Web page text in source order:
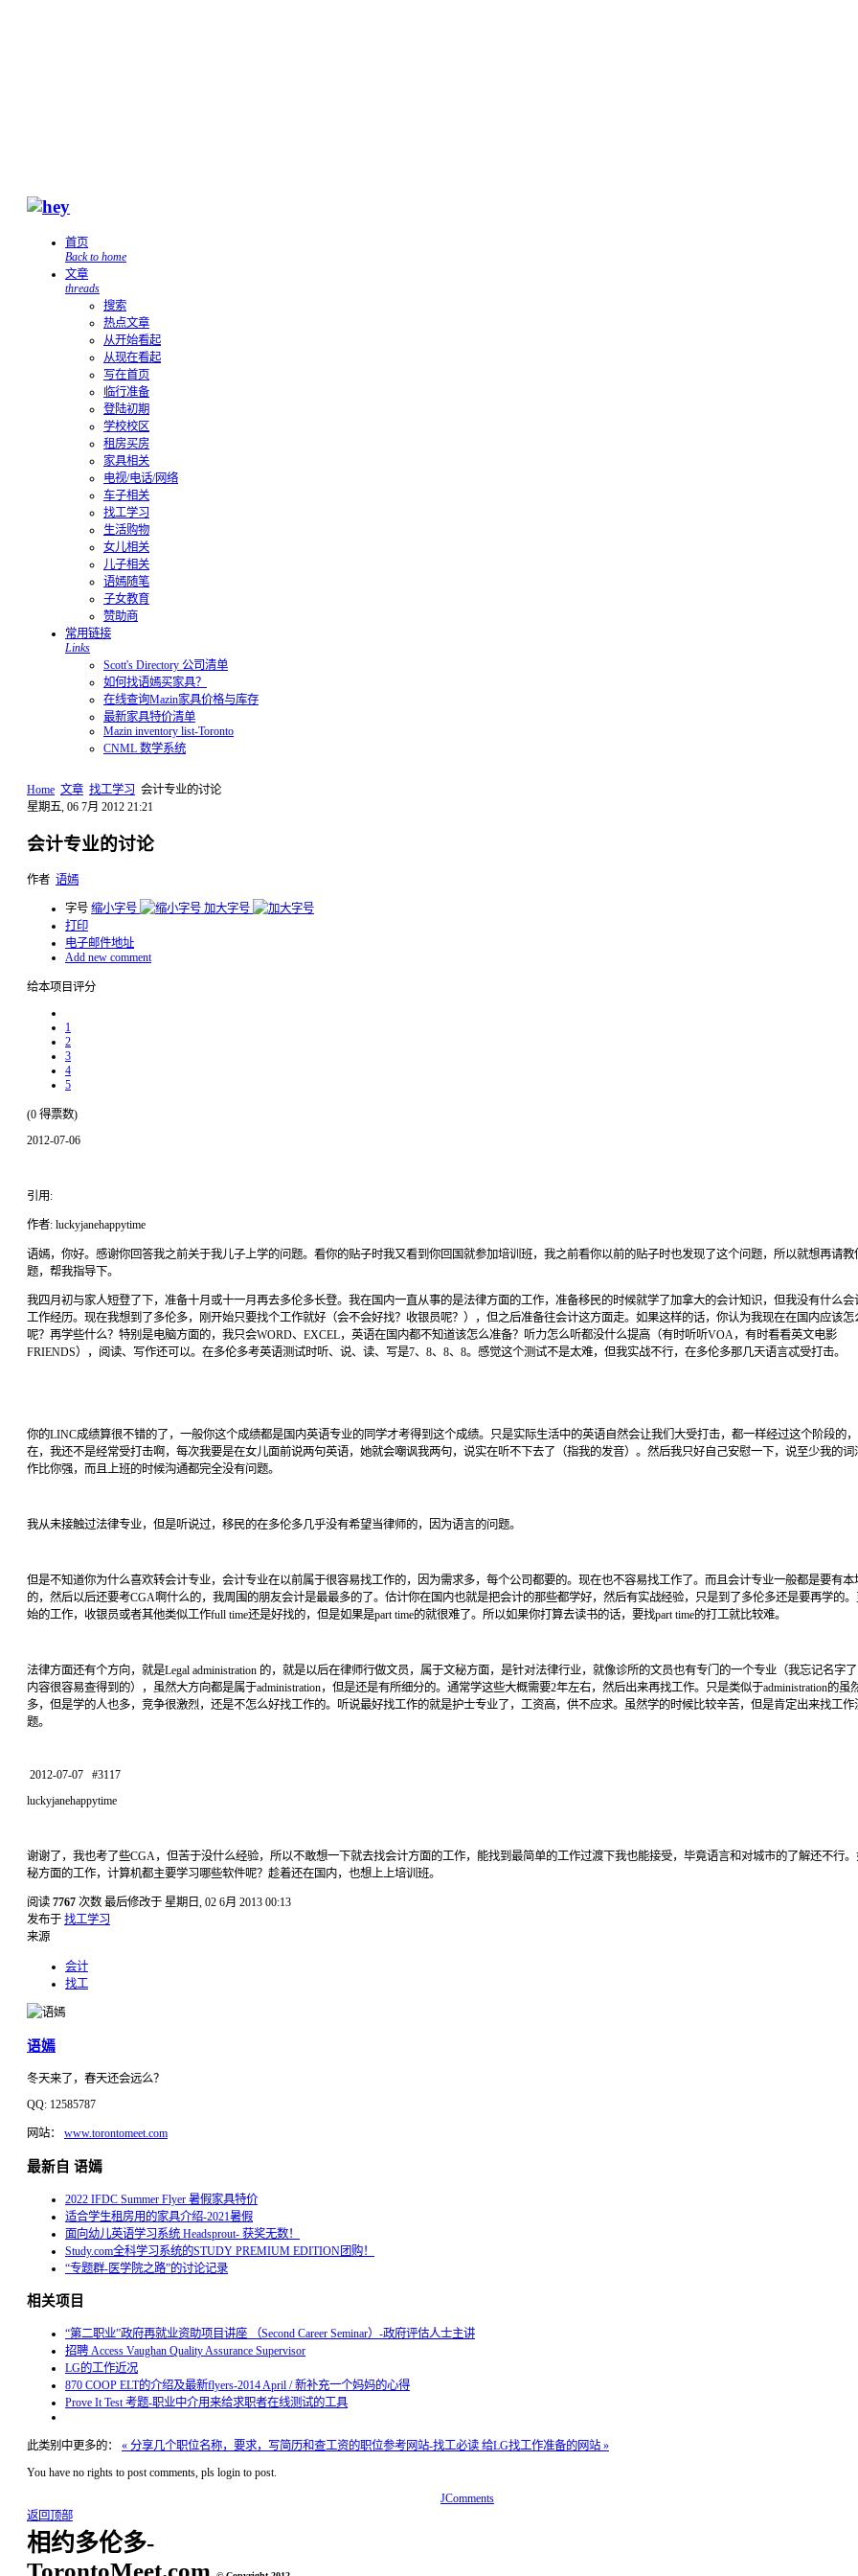
首页
Back to home
文章
threads
搜索
热点文章
从开始看起
从现在看起
写在首页
临行准备
登陆初期
学校校区
租房买房
家具相关
电视/电话/网络
车子相关
找工学习
生活购物
女儿相关
儿子相关
语嫣随笔
子女教育
赞助商
常用链接
Links
Scott's Directory 公司清单
如何找语嫣买家具？
在线查询Mazin家具价格与库存
最新家具特价清单
Mazin inventory list-Toronto
CNML 数学系统
Home 文章 找工学习 会计专业的讨论
星期五, 06 7月 2012 21:21
会计专业的讨论
作者 语嫣
字号 缩小字号
加大字号
打印
电子邮件地址
Add new comment
给本项目评分
1
2
3
4
5
(0 得票数)
2012-07-06
引用:
作者: luckyjanehappytime
语嫣，你好。感谢你回答我之前关于我儿子上学的问题。看你的贴子时我又看到你回国就参加培训班，我之前看你以前的贴子时也发现了这个问题，所以就想再请教
题，帮我指导下。
我四月初与家人短登了下，准备十月或十一月再去多伦多长登。我在国内一直从事的是法律方面的工作，准备移民的时候就学了加拿大的会计知识，但我没有什么会
工作经历。现在我想到了多伦多，刚开始只要找个工作就好（会不会好找？收银员呢？），但之后准备往会计这方面走。如果这样的话，你认为我现在在国内应该怎
呢？再学些什么？特别是电脑方面的，我只会WORD、EXCEL，英语在国内都不知道该怎么准备？听力怎么听都没什么提高（有时听听VOA，有时看看英文电影
FRIENDS），阅读、写作还可以。在多伦多考英语测试时听、说、读、写是7、8、8、8。感觉这个测试不是太难，但我实战不行，在多伦多那几天语言忒受打击。
你的LINC成绩算很不错的了，一般你这个成绩都是国内英语专业的同学才考得到这个成绩。只是实际生活中的英语自然会让我们大受打击，都一样经过这个阶段的
在，我还不是经常受打击啊，每次我要是在女儿面前说两句英语，她就会嘲讽我两句，说实在听不下去了（指我的发音）。然后我只好自己安慰一下，说至少我的词
作比你强，而且上班的时候沟通都完全没有问题。
我从未接触过法律专业，但是听说过，移民的在多伦多几乎没有希望当律师的，因为语言的问题。
但是不知道你为什么喜欢转会计专业，会计专业在以前属于很容易找工作的，因为需求多，每个公司都要的。现在也不容易找工作了。而且会计专业一般都是要有本
的，然后以后还要考CGA啊什么的，我周围的朋友会计是最最多的了。估计你在国内也就是把会计的那些都学好，然后有实战经验，只是到了多伦多还是要再学的
始的工作，收银员或者其他类似工作full time还是好找的，但是如果是part time的就很难了。所以如果你打算去读书的话，要找part time的打工就比较难。
法律方面还有个方向，就是Legal administration 的，就是以后在律师行做文员，属于文秘方面，是针对法律行业，就像诊所的文员也有专门的一个专业（我忘记名字
内容很容易查得到的），虽然大方向都是属于administration，但是还是有所细分的。通常学这些大概需要2年左右，然后出来再找工作。只是类似于administration的虽
多，但是学的人也多，竞争很激烈，还是不怎么好找工作的。听说最好找工作的就是护士专业了，工资高，供不应求。虽然学的时候比较辛苦，但是肯定出来找工作
题。
2012-07-07 #3117
luckyjanehappytime
谢谢了，我也考了些CGA，但苦于没什么经验，所以不敢想一下就去找会计方面的工作，能找到最简单的工作过渡下我也能接受，毕竟语言和对城市的了解还不行
秘方面的工作，计算机都主要学习哪些软件呢？趁着还在国内，也想上上培训班。
阅读 7767 次数 最后修改于 星期日, 02 6月 2013 00:13
发布于 找工学习
来源
会计
找工
语嫣
冬天来了，春天还会远么？
QQ: 12585787
网站： www.torontomeet.com
最新自 语嫣
2022 IFDC Summer Flyer 暑假家具特价
适合学生租房用的家具介绍-2021暑假
面向幼儿英语学习系统 Headsprout- 获奖无数！
Study.com全科学习系统的STUDY PREMIUM EDITION团购！
“专题群-医学院之路”的讨论记录
相关项目
“第二职业”政府再就业资助项目讲座 （Second Career Seminar）-政府评估人士主讲
招聘 Access Vaughan Quality Assurance Supervisor
LG的工作近况
870 COOP ELT的介绍及最新flyers-2014 April / 新补充一个妈妈的心得
Prove It Test 考题-职业中介用来给求职者在线测试的工具
此类别中更多的： « 分享几个职位名称，要求，写简历和查工资的职位参考网站-找工必读 给LG找工作准备的网站 »
You have no rights to post comments, pls login to post.
JComments
返回顶部
相约多伦多-